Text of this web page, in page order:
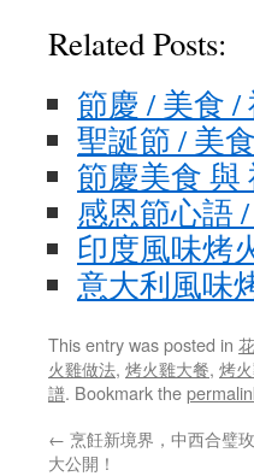
Related Posts:
節慶 / 美食 /
聖誕節 / 美
節慶美食 與
感恩節心語
印度風味烤
意大利風味
This entry was posted in
火雞做法, 烤火雞大餐, 烤
譜. Bookmark the
← 烹飪新境界，中西合璧
大公開！